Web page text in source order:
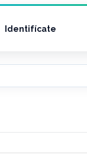
Identifícate